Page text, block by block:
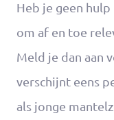
Heb je geen
om af en toe
Meld je dan aan
verschijnt eens
als jonge